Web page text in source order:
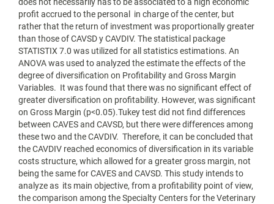
does not necessarily has to be associated to a high economic
profit accrued to the personal in charge of the center, but
rather that the return of investment was proportionally greater
than those of CAVSD y CAVDIV. The statistical package
STATISTIX 7.0 was utilized for all statistics estimations. An
ANOVA was used to analyzed the estimate the effects of the
degree of diversification on Profitability and Gross Margin
Variables. It was found that there was no significant effect of
greater diversification on profitability. However, was significant
on Gross Margin (p<0.05).Tukey test did not find differences
between CAVES and CAVSD, but there were differences among
these two and the CAVDIV. Therefore, it can be concluded that
the CAVDIV reached economics of diversification in its variable
costs structure, which allowed for a greater gross margin, not
being the same for CAVES and CAVSD. This study intends to
analyze as its main objective, from a profitability point of view,
the comparison among the Specialty Centers for the Veterinary